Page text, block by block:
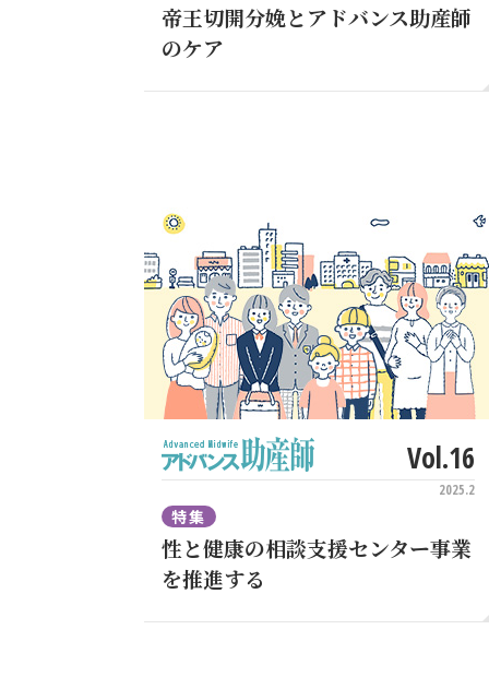
帝王切開分娩とアドバンス助産師
のケア
Vol.16
2025.2
特集
性と健康の相談支援センター事業
を推進する